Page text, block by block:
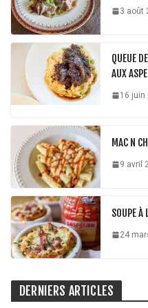
3 août
QUEUE
AUX
16 juin
MAC N
9 avril
SOUPE À
24
DERNIERS ARTICLES